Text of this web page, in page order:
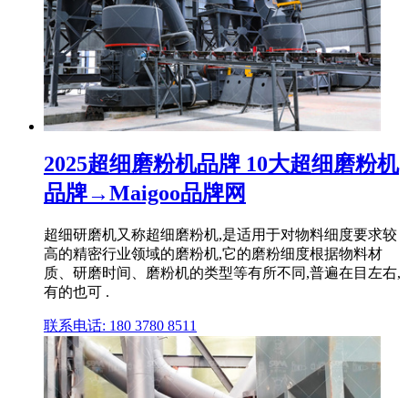
2025超细磨粉机品牌 10大超细磨粉机
品牌→Maigoo品牌网
超细研磨机又称超细磨粉机,是适用于对物料细度要求较
高的精密行业领域的磨粉机,它的磨粉细度根据物料材
质、研磨时间、磨粉机的类型等有所不同,普遍在目左右,
有的也可 .
联系电话: 180 3780 8511